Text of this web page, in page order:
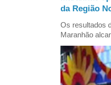
da Região
Os resultados
Maranhão